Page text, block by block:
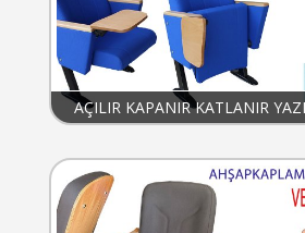
AÇILIR KAPANIR KATLANIR